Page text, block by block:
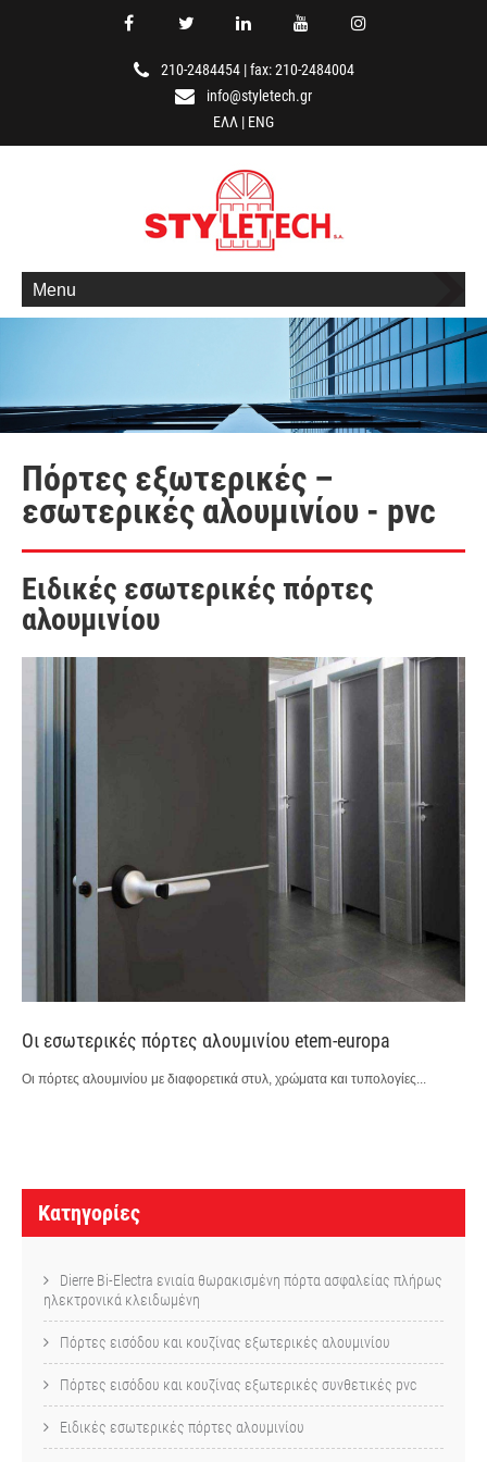
210-2484454|fax: 210-2484004
info@styletech.gr
ΕΛΛ | ENG
Menu
Πόρτες εξωτερικές –
εσωτερικές αλουμινίου - pvc
Ειδικές εσωτερικές πόρτες
αλουμινίου
Οι εσωτερικές πόρτες αλουμινίου etem-europa
Οι πόρτες αλουμινίου με διαφορετικά στυλ, χρώματα και τυπολογίες...
P
Κατηγορίες
Dierre Bi-Electra ενιαία θωρακισμένη πόρτα ασφαλείας πλήρως
ηλεκτρονικά κλειδωμένη
Πόρτες εισόδου και κουζίνας εξωτερικές αλουμινίου
Πόρτες εισόδου και κουζίνας εξωτερικές συνθετικές pvc
Ειδικές εσωτερικές πόρτες αλουμινίου